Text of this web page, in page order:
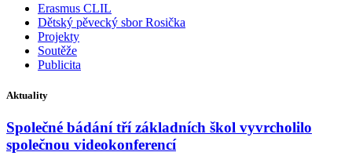
Erasmus CLIL
Dětský pěvecký sbor Rosička
Projekty
Soutěže
Publicita
Aktuality
Společné bádání tří základních škol vyvrcholilo
společnou videokonferencí